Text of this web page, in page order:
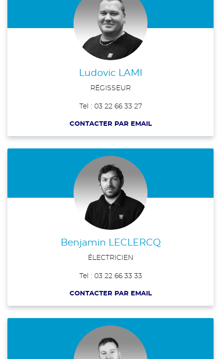
Ludovic LAMI
RÉGISSEUR
Tel : 03 22 66 33 27
CONTACTER PAR EMAIL
Benjamin LECLERCQ
ÉLECTRICIEN
Tel : 03 22 66 33 33
CONTACTER PAR EMAIL